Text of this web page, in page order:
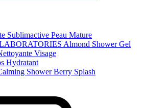
Sublimactive Peau Mature
Almond Shower Gel
Visage
Hydratant
Shower Berry Splash